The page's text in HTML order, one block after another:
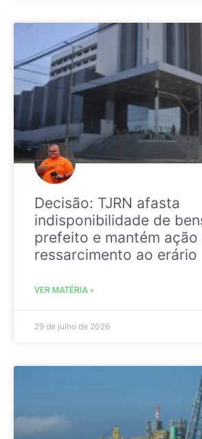
Decisão: TJRN afasta
indisponibilidade de
prefeito e mantém ação
ressarcimento ao erário
VER MATÉRIA »
29 de julho de 2026